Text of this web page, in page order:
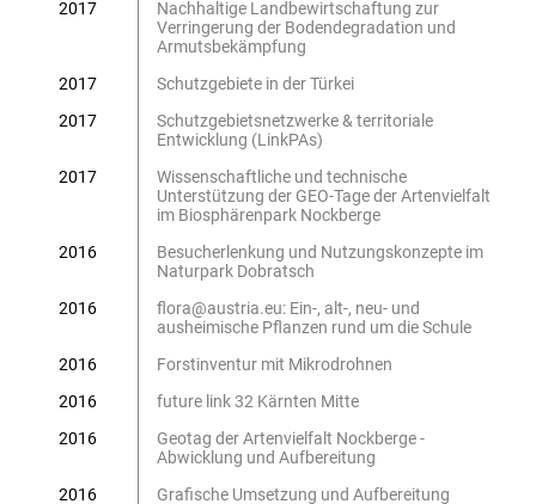
2017
Nachhaltige Landbewirtschaftung zur
Verringerung der Bodendegradation und
Armutsbekämpfung
2017
Schutzgebiete in der Türkei
2017
Schutzgebietsnetzwerke & territoriale
Entwicklung (LinkPAs)
2017
Wissenschaftliche und technische
Unterstützung der GEO-Tage der Artenvielfalt
im Biosphärenpark Nockberge
2016
Besucherlenkung und Nutzungskonzepte im
Naturpark Dobratsch
2016
flora@austria.eu: Ein-, alt-, neu- und
ausheimische Pflanzen rund um die Schule
2016
Forstinventur mit Mikrodrohnen
2016
future link 32 Kärnten Mitte
2016
Geotag der Artenvielfalt Nockberge -
Abwicklung und Aufbereitung
2016
Grafische Umsetzung und Aufbereitung